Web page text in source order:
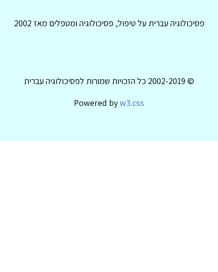
פסיכולוגיה עברית על טיפול, פסיכולוגיה ומטפלים מאז 2002
© 2002-2019 כל הזכויות שמורות לפסיכולוגיה עברית
Powered byw3.css